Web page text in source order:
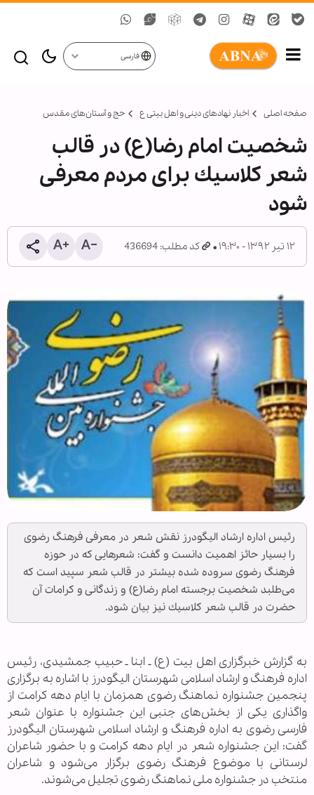
فارسی
صفحه اصلی اخبار نهادهای دینی و اهل بیتی ع حج و آستان‌های مقدس
شخصيت امام‌ رضا(ع) در قالب
شعر كلاسيك برای مردم معرفی
شود
۱۲ تیر ۱۳۹۲ - ۱۹:۳۰ کد مطلب: 436694
رئيس اداره ارشاد اليگودرز نقش شعر در معرفی فرهنگ رضوی
را بسيار حائز اهميت دانست و گفت: شعرهايی كه در حوزه
فرهنگ رضوی سروده شده بيشتر در قالب شعر سپيد است كه
می‌طلبد شخصيت برجسته امام‌ رضا(ع) و زندگانی و كرامات آن
حضرت در قالب شعر كلاسيك نيز بيان شود.
به گزارش خبرگزاری اهل بیت (ع) ـ ابنا ـ حبيب جمشيدی، رئيس
اداره فرهنگ و ارشاد اسلامی شهرستان اليگودرز با اشاره به برگزاری
پنجمين جشنواره نماهنگ رضوی همزمان با ايام دهه كرامت از
واگذاری يكی از بخش‌های جنبی اين جشنواره با عنوان شعر
فارسی رضوی به اداره فرهنگ و ارشاد اسلامی شهرستان اليگودرز
گفت: اين جشنواره شعر در ايام دهه كرامت و با حضور شاعران
لرستانی با موضوع فرهنگ رضوی برگزار می‌شود و شاعران
منتخب در جشنواره ملی نماهنگ رضوی تجليل می‌شوند.